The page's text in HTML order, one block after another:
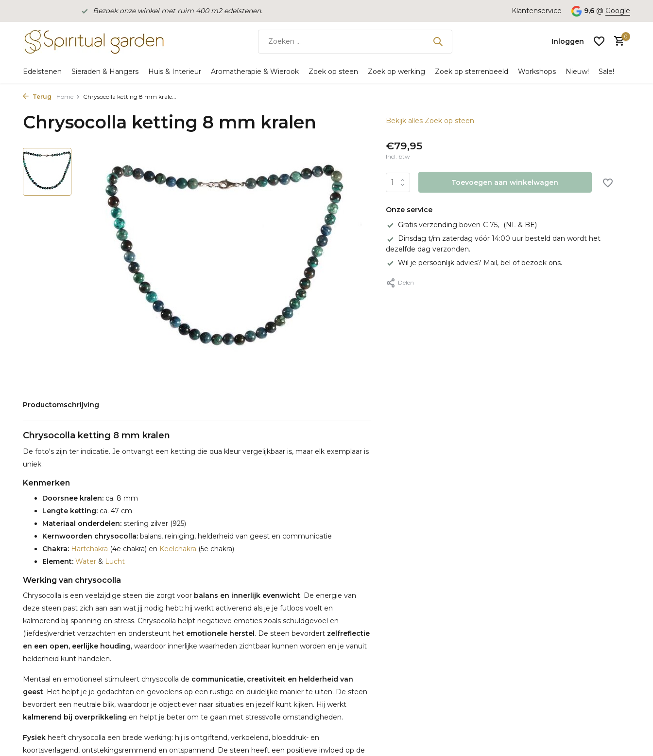
Bezoek onze winkel met ruim 400 m2 edelstenen. Klantenservice 9,6 @ Google
Inloggen
0
Edelstenen Sieraden & Hangers Huis & Interieur Aromatherapie & Wierook Zoek op steen Zoek op werking Zoek op sterrenbeeld Workshops Nieuw! Sale!
Terug Home Chrysocolla ketting 8 mm krale...
Chrysocolla ketting 8 mm kralen
Productomschrijving
Chrysocolla ketting 8 mm kralen
De foto's zijn ter indicatie. Je ontvangt een ketting die qua kleur vergelijkbaar is, maar elk exemplaar is
uniek.
Kenmerken
Doorsnee kralen: ca. 8 mm
Lengte ketting: ca. 47 cm
Materiaal onderdelen: sterling zilver (925)
Kernwoorden chrysocolla: balans, reiniging, helderheid van geest en communicatie
Chakra: Hartchakra (4e chakra) en Keelchakra (5e chakra)
Element: Water & Lucht
Werking van chrysocolla
Chrysocolla is een veelzijdige steen die zorgt voor balans en innerlijk evenwicht. De energie van
deze steen past zich aan aan wat jij nodig hebt: hij werkt activerend als je je futloos voelt en
kalmerend bij spanning en stress. Chrysocolla helpt negatieve emoties zoals schuldgevoel en
(liefdes)verdriet verzachten en ondersteunt het emotionele herstel. De steen bevordert zelfreflectie
en een open, eerlijke houding, waardoor innerlijke waarheden zichtbaar kunnen worden en je vanuit
helderheid kunt handelen.
Mentaal en emotioneel stimuleert chrysocolla de communicatie, creativiteit en helderheid van
geest. Het helpt je je gedachten en gevoelens op een rustige en duidelijke manier te uiten. De steen
bevordert een neutrale blik, waardoor je objectiever naar situaties en jezelf kunt kijken. Hij werkt
kalmerend bij overprikkeling en helpt je beter om te gaan met stressvolle omstandigheden.
Fysiek heeft chrysocolla een brede werking: hij is ontgiftend, verkoelend, bloeddruk- en
koortsverlagend, ontstekingsremmend en ontspannend. De steen heeft een positieve invloed op de
Bekijk alles Zoek op steen
€79,95
Incl. btw
Toevoegen aan winkelwagen
Onze service
Gratis verzending boven € 75,- (NL & BE)
Dinsdag t/m zaterdag vóór 14:00 uur besteld dan wordt het
dezelfde dag verzonden.
Wil je persoonlijk advies? Mail, bel of bezoek ons.
Delen